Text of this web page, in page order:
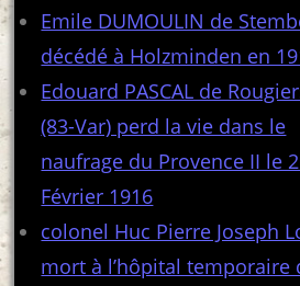
Emile DUMOULIN de
décédé à Holzminden en
Edouard PASCAL de
(83-Var) perd la vie dans le
naufrage du Provence II le
Février 1916
colonel Huc Pierre Joseph
mort à l’hôpital temporaire